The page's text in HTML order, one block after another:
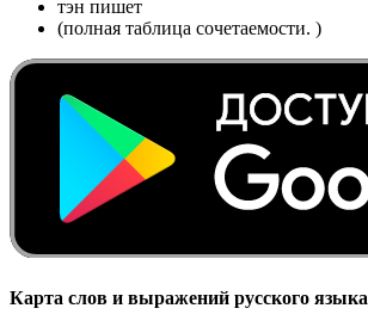
тэн пишет
(полная таблица сочетаемости. )
Карта слов и выражений русского языка